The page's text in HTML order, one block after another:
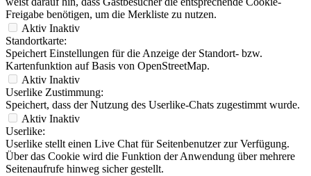
Freigabe benötigen, um die Merkliste zu nutzen.
Aktiv Inaktiv
Standortkarte:
Speichert Einstellungen für die Anzeige der Standort- bzw.
Kartenfunktion auf Basis von OpenStreetMap.
Aktiv Inaktiv
Userlike Zustimmung:
Speichert, dass der Nutzung des Userlike-Chats zugestimmt wurde.
Aktiv Inaktiv
Userlike:
Userlike stellt einen Live Chat für Seitenbenutzer zur Verfügung.
Über das Cookie wird die Funktion der Anwendung über mehrere
Seitenaufrufe hinweg sicher gestellt.